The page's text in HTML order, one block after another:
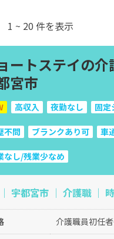
1 ~ 20 件を表示
ートステイの
宮市
高収入 夜勤なし 固定
不問 ブランクあり可 車
なし/残業少なめ
｜ 宇都宮市 ｜ 介護職 ｜
介護職員初任